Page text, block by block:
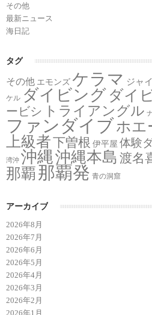
その他
最新ニュース
海日記
タグ
その他 エモンズ ケラマ ジャ
ケル ダイビング ダイ
ービシ トライアングル
ファンダイブホエ
上級者下曽根 伊平屋 体験
湾沖 沖縄沖縄本島 渡名
那覇 那覇発 青の洞窟
アーカイブ
2026年8月
2026年7月
2026年6月
2026年5月
2026年4月
2026年3月
2026年2月
2026年1月